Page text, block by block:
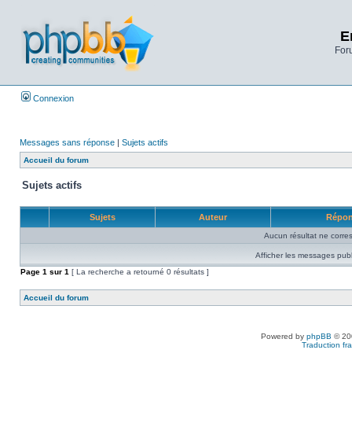
Connexion
Messages sans réponse | Sujets actifs
Accueil du forum
Sujets actifs
Sujets Auteur
Aucun résultat ne
Afficher les messages
Page 1 sur 1 [ La recherche a retourné 0 résultats ]
Accueil du forum
Powered by phpBB ©
Traduction